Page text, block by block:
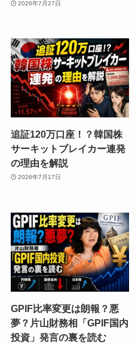
2026年7月27日
追証120万口座！？韓国株
サーキットブレイカー連発
の理由を解説
2026年7月17日
GPIF比率変更は朗報？悪
夢？片山財務相「GPIF国内
投資」発言の裏を読む